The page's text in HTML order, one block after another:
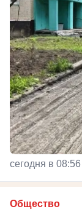
сегодня в 08:56
Общество